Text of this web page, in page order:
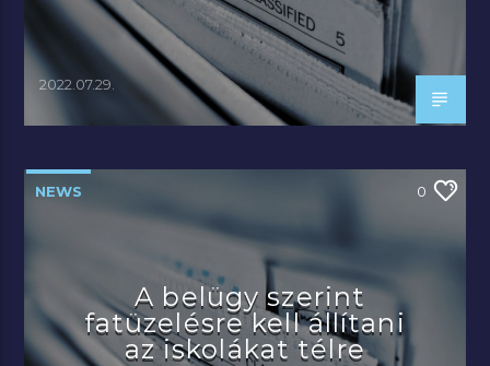
2022.07.29.
NEWS 0
A belügy szerint
fatüzelésre kell állítani
az iskolákat télre